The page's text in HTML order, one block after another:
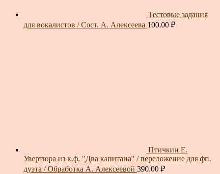
Тестовые задания
для вокалистов / Сост. А. Алексеева 100.00 ₽
Птичкин Е.
Увертюра из к.ф. "Два капитана" / переложение для фп.
дуэта / Обработка А. Алексеевой 390.00 ₽